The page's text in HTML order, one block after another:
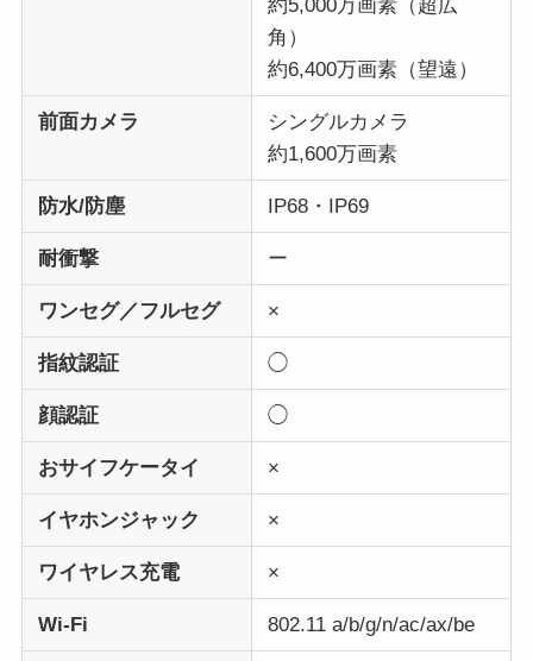
約5,000万画素（超広
角）
約6,400万画素（望遠）
前面カメラ
シングルカメラ
約1,600万画素
防水/防塵 IP68・IP69
耐衝撃 ー
ワンセグ／フルセグ ×
指紋認証 ◯
顔認証 ◯
おサイフケータイ ×
イヤホンジャック ×
ワイヤレス充電 ×
Wi-Fi 802.11 a/b/g/n/ac/ax/be